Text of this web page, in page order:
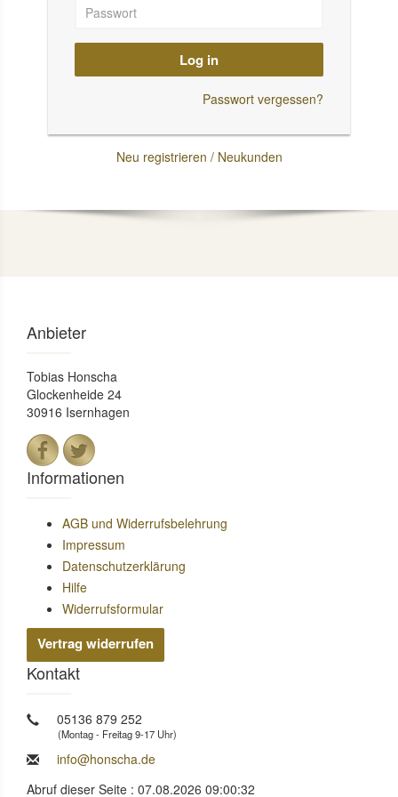
Log in
Passwort vergessen?
Neu registrieren / Neukunden
Anbieter
Tobias Honscha
Glockenheide 24
30916 Isernhagen
Informationen
AGB und Widerrufsbelehrung
Impressum
Datenschutzerklärung
Hilfe
Widerrufsformular
Vertrag widerrufen
Kontakt
05136 879 252
(Montag - Freitag 9-17 Uhr)
info@honscha.de
Abruf dieser Seite : 07.08.2026 09:00:32